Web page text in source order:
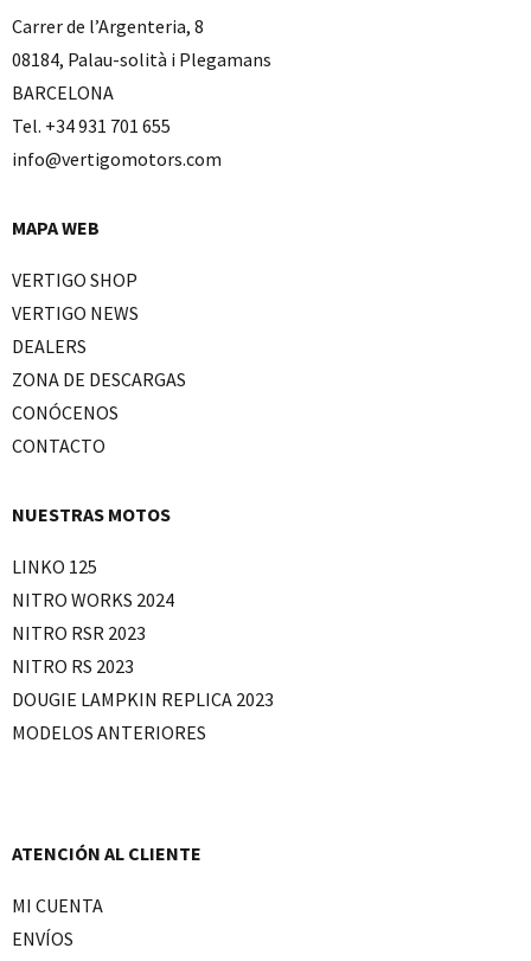
Carrer de l’Argenteria, 8
08184, Palau-solità i Plegamans
BARCELONA
Tel. +34 931 701 655
info@vertigomotors.com
MAPA WEB
VERTIGO SHOP
VERTIGO NEWS
DEALERS
ZONA DE DESCARGAS
CONÓCENOS
CONTACTO
NUESTRAS MOTOS
LINKO 125
NITRO WORKS 2024
NITRO RSR 2023
NITRO RS 2023
DOUGIE LAMPKIN REPLICA 2023
MODELOS ANTERIORES
ATENCIÓN AL CLIENTE
MI CUENTA
ENVÍOS